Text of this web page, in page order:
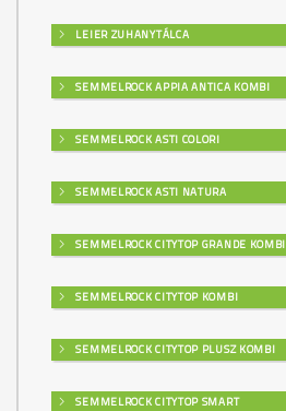
LEIER ZUHANYTÁLCA
SEMMELROCK APPIA ANTICA KOMBI
SEMMELROCK ASTI COLORI
SEMMELROCK ASTI NATURA
SEMMELROCK CITYTOP GRANDE KOMBI
SEMMELROCK CITYTOP KOMBI
SEMMELROCK CITYTOP PLUSZ KOMBI
SEMMELROCK CITYTOP SMART